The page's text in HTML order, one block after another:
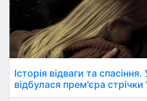
Історія відваги та
відбулася прем'єра стрічки